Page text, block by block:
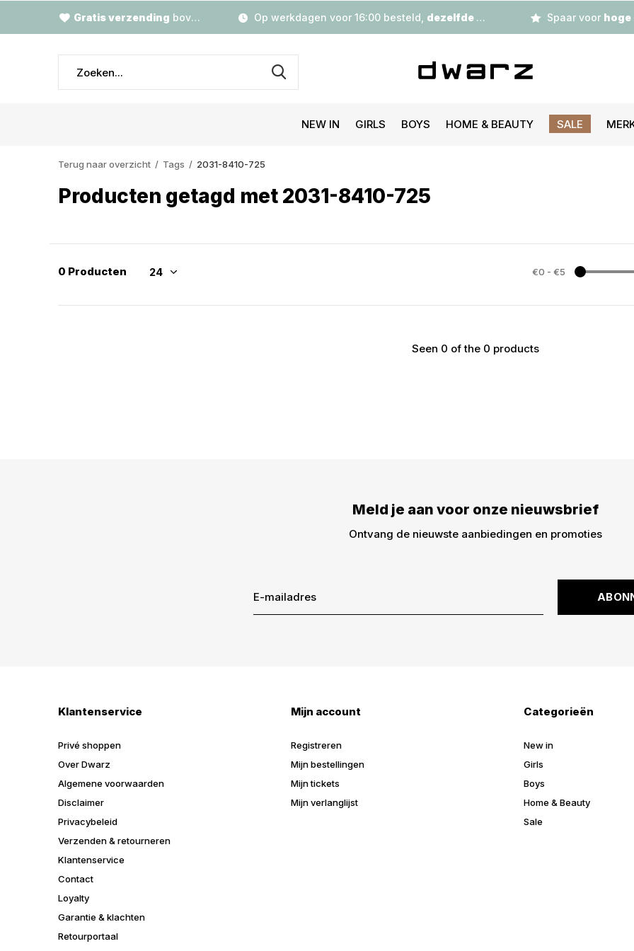
Meld je aan voor
€5,- korting op je
dingen -> nieuwe
NEW IN GIRLS BOYS HOME & BEAUTY SALE
Gratis verzending boven €79,- Op werkdagen voor 16:00 besteld, dezelfde dag verzondenSpaar voor hoge korting
Terug naar overzicht Tags 2031-8410-725
Producten getagd met 2031-8410-725
0 Producten €0 - €5
Seen 0 of the 0 products
Meld je aan voor onze nieuwsbrief
Ontvang de nieuwste aanbiedingen en promoties
Klantenservice
Privé shoppen
Over Dwarz
Algemene voorwaarden
Disclaimer
Privacybeleid
Verzenden & retourneren
Klantenservice
Contact
Loyalty
Garantie & klachten
Retourportaal
Mijn account
Registreren
Mijn bestellingen
Mijn tickets
Mijn verlanglijst
Categorieën
New in
Girls
Boys
Home & Beauty
Sale